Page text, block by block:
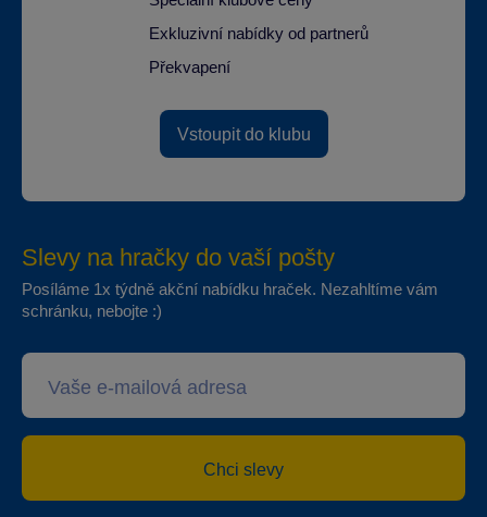
Exkluzivní nabídky od partnerů
Překvapení
Vstoupit do klubu
Slevy na hračky do vaší pošty
Posíláme 1x týdně akční nabídku hraček. Nezahltíme vám
schránku, nebojte :)
Chci slevy